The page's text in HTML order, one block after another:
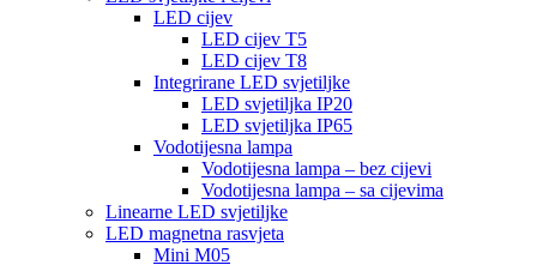
LED cijev
LED cijev T5
LED cijev T8
Integrirane LED svjetiljke
LED svjetiljka IP20
LED svjetiljka IP65
Vodotijesna lampa
Vodotijesna lampa – bez cijevi
Vodotijesna lampa – sa cijevima
Linearne LED svjetiljke
LED magnetna rasvjeta
Mini M05